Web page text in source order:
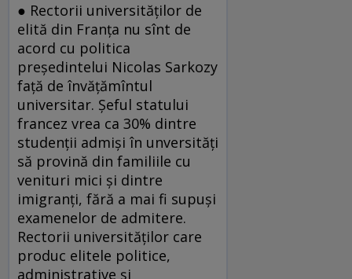
● Rectorii universităţilor de
elită din Franţa nu sînt de
acord cu politica
preşedintelui Nicolas Sarkozy
faţă de învăţămîntul
universitar. Şeful statului
francez vrea ca 30% dintre
studenţii admişi în unversităţi
să provină din familiile cu
venituri mici şi dintre
imigranţi, fără a mai fi supuşi
examenelor de admitere.
Rectorii universităţilor care
produc elitele politice,
administrative şi